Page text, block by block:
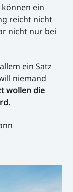
ein
reicht nicht
nicht nur bei
ein Satz
niemand
wollen die